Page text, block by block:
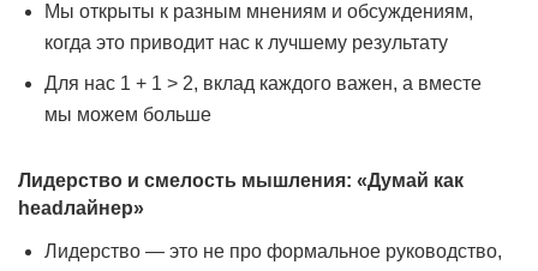
Мы открыты к разным мнениям и обсуждениям,
когда это приводит нас к лучшему результату
Для нас 1 + 1 > 2, вклад каждого важен, а вместе
мы можем больше
Лидерство и смелость мышления: «Думай как
headлайнер»
Лидерство — это не про формальное руководство,